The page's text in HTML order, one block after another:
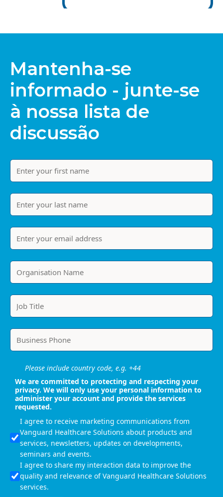
Mantenha-se
informado - junte-se
à nossa lista de
discussão
Please include country code, e.g. +44
We are committed to protecting and respecting your
privacy. We will only use your personal information to
administer your account and provide the services
requested.
I agree to receive marketing communications from
Vanguard Healthcare Solutions about products and
services, newsletters, updates on developments,
seminars and events.
I agree to share my interaction data to improve the
quality and relevance of Vanguard Healthcare Solutions
services.